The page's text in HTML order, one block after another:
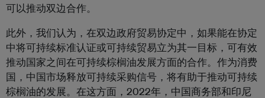
可以推动双边合作。
此外，我们认为，在双边政府贸易协定中，如果能在协定
中将可持续标准认证或可持续贸易立为其一目标，可有效
推动国家之间在可持续棕榈油发展方面的合作。作为消费
国，中国市场释放可持续采购信号，将有助于推动可持续
棕榈油的发展。在这方面，2022年，中国商务部和印尼